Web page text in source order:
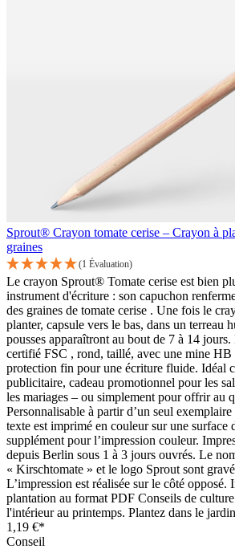
Sprout® Crayon tomate cerise – Crayon à
graines
(1 Évaluation)
Le crayon Sprout® Tomate cerise est bien
instrument d'écriture : son capuchon
des graines de tomate cerise . Une fois le
planter, capsule vers le bas, dans un terreau
pousses apparaîtront au bout de 7 à 14
certifié FSC , rond, taillé, avec une mine HB
protection fin pour une écriture fluide. Idéal
publicitaire, cadeau promotionnel pour les
les mariages – ou simplement pour offrir au
Personnalisable à partir d’un seul
texte est imprimé en couleur sur une surface
supplément pour l’impression couleur.
depuis Berlin sous 1 à 3 jours ouvrés. Le
« Kirschtomate » et le logo Sprout sont
L’impression est réalisée sur le côté opposé.
plantation au format PDF Conseils de
l'intérieur au printemps. Plantez dans le
1,19 €*
Conseil